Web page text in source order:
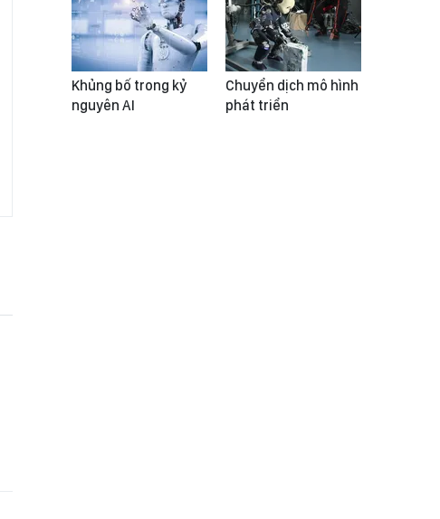
Khủng bố trong kỷ
nguyên AI
Chuyển dịch mô hình
phát triển